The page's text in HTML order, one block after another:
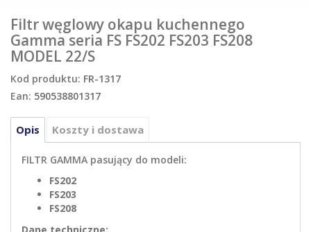
Filtr węglowy okapu kuchennego
Gamma seria FS FS202 FS203 FS208
MODEL 22/S
Kod produktu: FR-1317
Ean: 590538801317
Opis Koszty i dostawa
FILTR GAMMA pasujący do modeli:
FS202
FS203
FS208
Dane techniczne: